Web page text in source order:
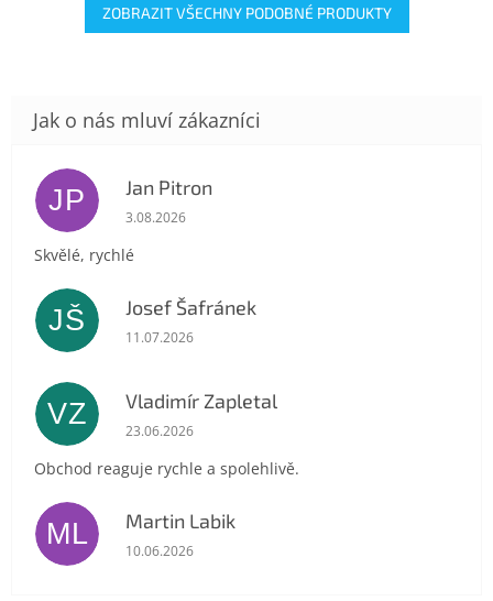
ZOBRAZIT VŠECHNY PODOBNÉ PRODUKTY
JP Jan Pitron
Hodnocení obchodu je 5 z 5 hvězdiček.
3.08.2026
Skvělé, rychlé
JŠ Josef Šafránek
Hodnocení obchodu je 5 z 5 hvězdiček.
11.07.2026
VZ Vladimír Zapletal
Hodnocení obchodu je 5 z 5 hvězdiček.
23.06.2026
Obchod reaguje rychle a spolehlivě.
ML Martin Labik
Hodnocení obchodu je 5 z 5 hvězdiček.
10.06.2026